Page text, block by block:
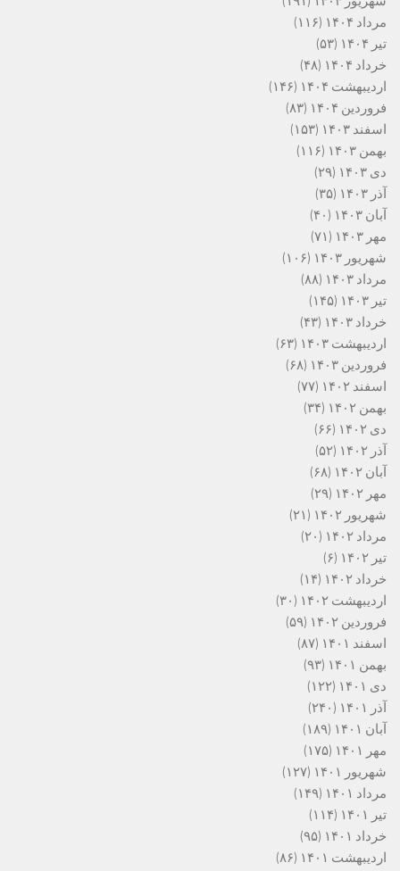
مرداد ۱۴۰۴
(۱۱۶)
تیر ۱۴۰۴
(۵۳)
خرداد ۱۴۰۴
(۴۸)
اردیبهشت ۱۴۰۴
(۱۴۶)
فروردین ۱۴۰۴
(۸۳)
اسفند ۱۴۰۳
(۱۵۳)
بهمن ۱۴۰۳
(۱۱۶)
دی ۱۴۰۳
(۲۹)
آذر ۱۴۰۳
(۳۵)
آبان ۱۴۰۳
(۴۰)
مهر ۱۴۰۳
(۷۱)
شهریور ۱۴۰۳
(۱۰۶)
مرداد ۱۴۰۳
(۸۸)
تیر ۱۴۰۳
(۱۴۵)
خرداد ۱۴۰۳
(۴۳)
اردیبهشت ۱۴۰۳
(۶۳)
فروردین ۱۴۰۳
(۶۸)
اسفند ۱۴۰۲
(۷۷)
بهمن ۱۴۰۲
(۳۴)
دی ۱۴۰۲
(۶۶)
آذر ۱۴۰۲
(۵۲)
آبان ۱۴۰۲
(۶۸)
مهر ۱۴۰۲
(۲۹)
شهریور ۱۴۰۲
(۲۱)
مرداد ۱۴۰۲
(۲۰)
تیر ۱۴۰۲
(۶)
خرداد ۱۴۰۲
(۱۴)
اردیبهشت ۱۴۰۲
(۳۰)
فروردین ۱۴۰۲
(۵۹)
اسفند ۱۴۰۱
(۸۷)
بهمن ۱۴۰۱
(۹۳)
دی ۱۴۰۱
(۱۲۲)
آذر ۱۴۰۱
(۲۴۰)
آبان ۱۴۰۱
(۱۸۹)
مهر ۱۴۰۱
(۱۷۵)
شهریور ۱۴۰۱
(۱۲۷)
مرداد ۱۴۰۱
(۱۴۹)
تیر ۱۴۰۱
(۱۱۴)
خرداد ۱۴۰۱
(۹۵)
اردیبهشت ۱۴۰۱
(۸۶)